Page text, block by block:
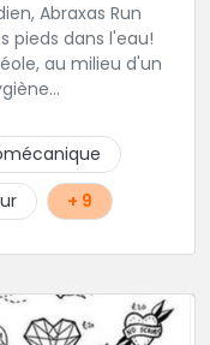
Abraxas Run
pieds dans l'eau!
au milieu d'un
des matières
Saint-Gilles les
+ 9